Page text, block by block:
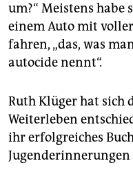
um?“ Meistens habe
einem Auto mit
fahren, „das, was
autocide nennt“.
Ruth Klüger hat sich
Weiterleben
ihr erfolgreiches
Jugenderinnerungen